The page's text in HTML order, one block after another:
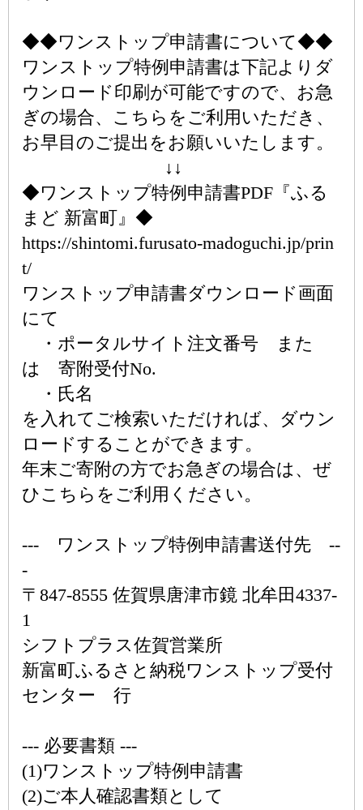
◆◆ワンストップ申請書について◆◆
ワンストップ特例申請書は下記よりダ
ウンロード印刷が可能ですので、お急
ぎの場合、こちらをご利用いただき、
お早目のご提出をお願いいたします。
↓↓
◆ワンストップ特例申請書PDF『ふる
まど 新富町』◆
https://shintomi.furusato-madoguchi.jp/prin
t/
ワンストップ申請書ダウンロード画面
にて
・ポータルサイト注文番号 また
は 寄附受付No.
・氏名
を入れてご検索いただければ、ダウン
ロードすることができます。
年末ご寄附の方でお急ぎの場合は、ぜ
ひこちらをご利用ください。
--- ワンストップ特例申請書送付先 --
-
〒847-8555 佐賀県唐津市鏡 北牟田4337-
1
シフトプラス佐賀営業所
新富町ふるさと納税ワンストップ受付
センター 行
--- 必要書類 ---
(1)ワンストップ特例申請書
(2)ご本人確認書類として